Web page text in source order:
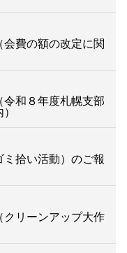
費の額の改定に関
和８年度札幌支部
拾い活動）のご報
リーンアップ大作